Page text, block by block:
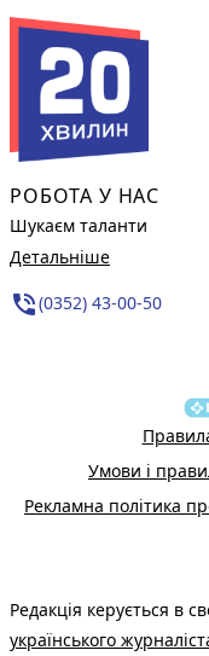
РОБОТА У НАС
Шукаєм таланти
Детальніше
phone_in_talk(0352) 43-00-50
Умови і
Рекламна політика
Редакція керується в
українського